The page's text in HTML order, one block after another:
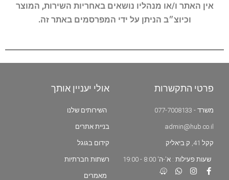
אין האתר ו/או מנהליו נושאים באחריות השירות, המוצר
וכיוצ״ב הניתן על ידי המפרסמים באתר זה.
פרטי התקשרות
משרד - 077-7008133
admin@hub.co.il
קקל 41, ק.ביאליק
שעות פעילות : א'-ה' 8:00 - 19:00
אולי יעניין אותך
השירותים שלנו
בניית אתרים
קידום בגוגל
רשתות חברתיות
מאמרים